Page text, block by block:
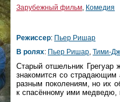
Зарубежный фильм, Комедия
Режиссер: Пьер Ришар
В ролях: Пьер Ришар, Тими-
Старый отшельник
знакомится со
разным поколениям, но их
к спасённому ими медведю,